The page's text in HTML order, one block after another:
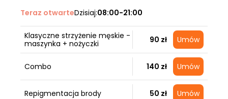
Teraz otwarteDzisiaj:08:00-21:00
Klasyczne strzyżenie męskie -
maszynka + nożyczki
90 zł Umów
Combo 140 zł Umów
Repigmentacja brody 50 zł Umów